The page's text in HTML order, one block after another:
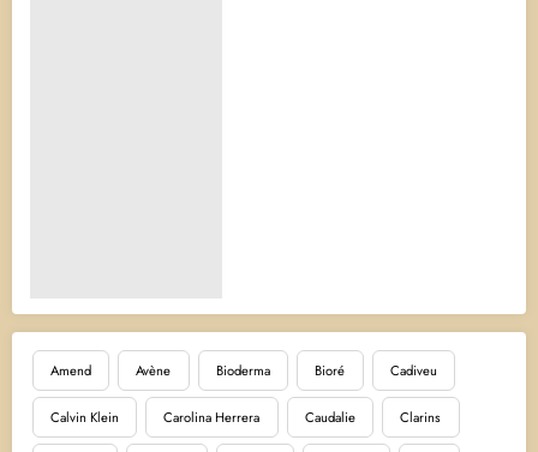
Amend Avène Bioderma Bioré Cadiveu
Calvin Klein Carolina Herrera Caudalie Clarins